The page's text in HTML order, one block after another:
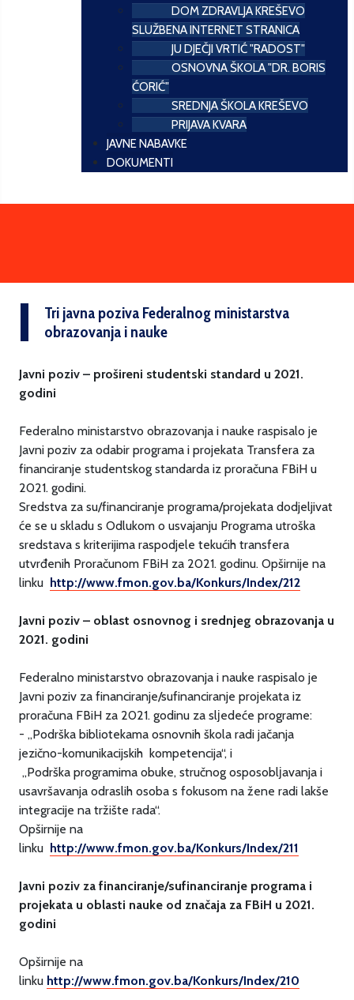
DOM ZDRAVLJA KREŠEVO
SLUŽBENA INTERNET STRANICA
JU DJEČJI VRTIĆ "RADOST"
OSNOVNA ŠKOLA "DR. BORIS
ĆORIĆ"
SREDNJA ŠKOLA KREŠEVO
PRIJAVA KVARA
JAVNE NABAVKE
DOKUMENTI
Tri javna poziva Federalnog ministarstva
obrazovanja i nauke
Javni poziv – prošireni studentski standard u 2021.
godini
Federalno ministarstvo obrazovanja i nauke raspisalo je
Javni poziv za odabir programa i projekata Transfera za
financiranje studentskog standarda iz proračuna FBiH u
2021. godini.
Sredstva za su/financiranje programa/projekata dodjeljivat
će se u skladu s Odlukom o usvajanju Programa utroška
sredstava s kriterijima raspodjele tekućih transfera
utvrđenih Proračunom FBiH za 2021. godinu. Opširnije na
linku http://www.fmon.gov.ba/Konkurs/Index/212
Javni poziv – oblast osnovnog i srednjeg obrazovanja u
2021. godini
Federalno ministarstvo obrazovanja i nauke raspisalo je
Javni poziv za financiranje/sufinanciranje projekata iz
proračuna FBiH za 2021. godinu za slјedeće programe:
- „Podrška bibliotekama osnovnih škola radi jačanja
jezično-komunikacijskih kompetencija“, i
„Podrška programima obuke, stručnog osposoblјavanja i
usavršavanja odraslih osoba s fokusom na žene radi lakše
integracije na tržište rada“.
Opširnije na
linku http://www.fmon.gov.ba/Konkurs/Index/211
Javni poziv za financiranje/sufinanciranje programa i
projekata u oblasti nauke od značaja za FBiH u 2021.
godini
Opširnije na
linku http://www.fmon.gov.ba/Konkurs/Index/210